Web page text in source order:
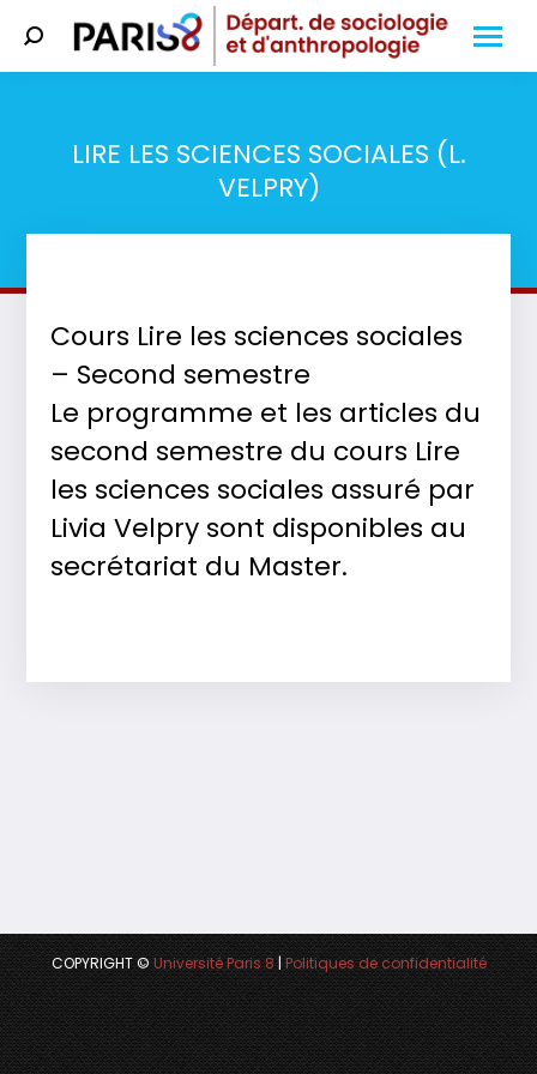
Search:
LIRE LES SCIENCES SOCIALES (L.
VELPRY)
Cours Lire les sciences sociales
– Second semestre
Le programme et les articles du
second semestre du cours Lire
les sciences sociales assuré par
Livia Velpry sont disponibles au
secrétariat du Master.
COPYRIGHT ©Université Paris 8|Politiques de confidentialité